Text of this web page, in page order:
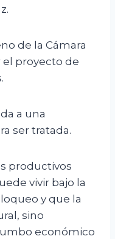
de la Cámara
el proyecto de
a una
ser tratada.
productivos
vivir bajo la
y que la
sino
económico